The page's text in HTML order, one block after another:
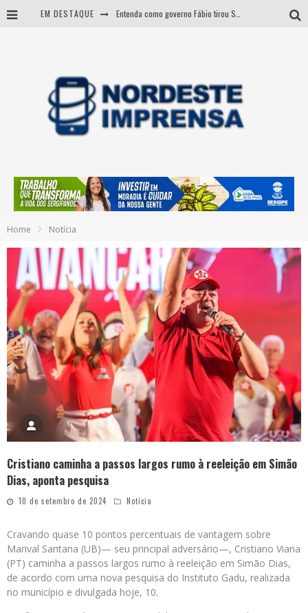
EM DESTAQUE
Sergipe: operação mira grupo suspeito de comandar crimes de dentro de presídio
Home Notícia
Cristiano caminha a passos largos rumo à reeleição em Simão
Dias, aponta pesquisa
10 de setembro de 2024 Notícia
Cravando quase 10 pontos percentuais de vantagem sobre
Marival Santana (UB)— seu principal adversário—, Cristiano Viana
(PT) caminha a passos largos rumo à reeleição em Simão Dias,
de acordo com uma nova pesquisa do Instituto Gadu, realizada
no município e divulgada hoje, 10.